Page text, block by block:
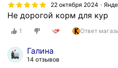
22 октября 2024
Не дорогой корм для кур
1 Ответ
Галина
14 отзывов